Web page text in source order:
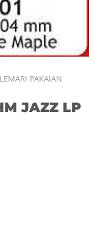
LEMARI PAKAIAN
JAZZ LP